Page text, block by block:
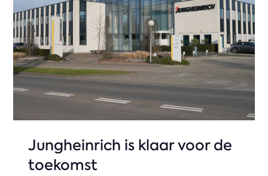
Jungheinrich is klaar voor de
toekomst